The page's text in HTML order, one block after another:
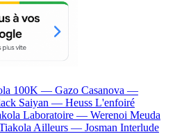
100K — Gazo Casanova —
Saiyan — Heuss L'enfoiré
Laboratoire — Werenoi Meuda
Ailleurs — Josman Interlude